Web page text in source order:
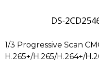
DS-
1/3 Progressive Scan
H.265+/H.265/H.264+/